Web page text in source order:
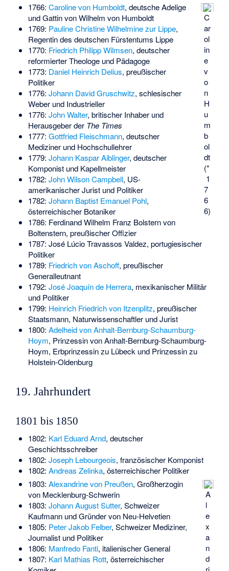
C
ar
ol
in
e
v
o
n
H
u
m
b
ol
dt
(*
1
7
6
6)
1766: Caroline von Humboldt, deutsche Adelige
und Gattin von Wilhelm von Humboldt
1769: Pauline Christine Wilhelmine zur Lippe,
Regentin des deutschen Fürstentums Lippe
1770: Friedrich Philipp Wilmsen, deutscher
reformierter Theologe und Pädagoge
1773: Daniel Heinrich Delius, preußischer
Politiker
1776: Johann David Gruschwitz, schlesischer
Weber und Industrieller
1776: John Walter, britischer Inhaber und
Herausgeber der The Times
1777: Gottfried Fleischmann, deutscher
Mediziner und Hochschullehrer
1779: Johann Kaspar Aiblinger, deutscher
Komponist und Kapellmeister
1782: John Wilson Campbell, US-
amerikanischer Jurist und Politiker
1782: Johann Baptist Emanuel Pohl,
österreichischer Botaniker
1786: Ferdinand Wilhelm Franz Bolstern von
Boltenstern, preußischer Offizier
1787: José Lúcio Travassos Valdez, portugiesischer
Politiker
1789: Friedrich von Aschoff, preußischer
Generalleutnant
1792: José Joaquín de Herrera, mexikanischer Militär
und Politiker
1799: Heinrich Friedrich von Itzenplitz, preußischer
Staatsmann, Naturwissenschaftler und Jurist
1800: Adelheid von Anhalt-Bernburg-Schaumburg-
Hoym, Prinzessin von Anhalt-Bernburg-Schaumburg-
Hoym, Erbprinzessin zu Lübeck und Prinzessin zu
Holstein-Oldenburg
19. Jahrhundert
1801 bis 1850
1802: Karl Eduard Arnd, deutscher
Geschichtsschreiber
1802: Joseph Lebourgeois, französischer Komponist
1802: Andreas Zelinka, österreichischer Politiker
A
l
e
x
a
n
d
1803: Alexandrine von Preußen, Großherzogin
von Mecklenburg-Schwerin
1803: Johann August Sutter, Schweizer
Kaufmann und Gründer von Neu-Helvetien
1805: Peter Jakob Felber, Schweizer Mediziner,
Journalist und Politiker
1806: Manfredo Fanti, italienischer General
1807: Karl Mathias Rott, österreichischer